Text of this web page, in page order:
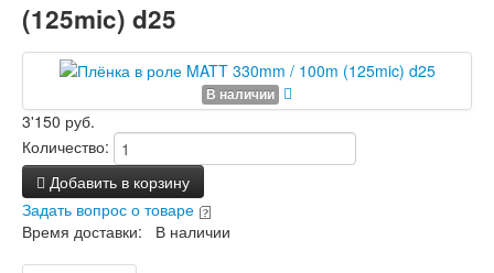
(125mic) d25
В наличии
3'150 руб.
Количество:
Добавить в корзину
Задать вопрос о товаре
Время доставки: В наличии